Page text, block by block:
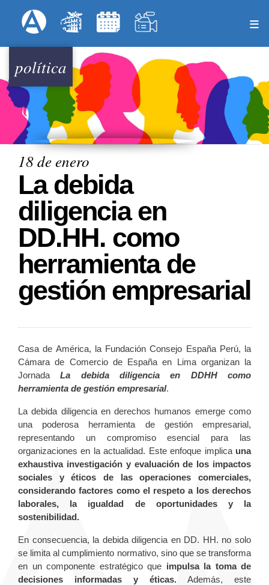
al
Menú Superior
política
18 de enero
La debida
diligencia en
DD.HH. como
herramienta de
gestión empresarial
Casa de América, la Fundación Consejo España Perú, la
Cámara de Comercio de España en Lima organizan la
JornadaLa debida diligencia en DDHH como
herramienta de gestión empresarial.
La debida diligencia en derechos humanos emerge como
una poderosa herramienta de gestión empresarial,
representando un compromiso esencial para las
organizaciones en la actualidad. Este enfoque implica una
exhaustiva investigación y evaluación de los impactos
sociales y éticos de las operaciones comerciales,
considerando factores como el respeto a los derechos
laborales, la igualdad de oportunidades y la
sostenibilidad.
En consecuencia, la debida diligencia en DD. HH. no solo
se limita al cumplimiento normativo, sino que se transforma
en un componente estratégico que impulsa la toma de
decisiones informadas y éticas. Además, este